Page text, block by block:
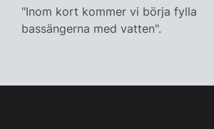
"Inom kort kommer vi börja fylla
bassängerna med vatten".